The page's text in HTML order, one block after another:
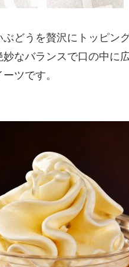
どうを贅沢にトッピング
なバランスで口の中に
ツです。